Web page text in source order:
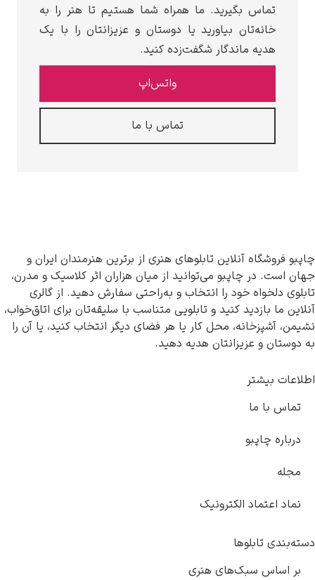
بگیرید. ما همراه شما هستیم تا هنر را به
بیاورید یا دوستان و عزیزانتان را با یک
ماندگار شگفت‌زده کنید.
تماس با ما
آنلاین تابلوهای هنری از برترین هنرمندان ایران و
چاپبو می‌توانید از میان هزاران اثر کلاسیک و مدرن،
خود را انتخاب و به‌راحتی سفارش دهید. از گالری
کنید و تابلویی متناسب با سلیقه‌تان برای اتاق‌خواب،
محل کار یا هر فضای دیگر انتخاب کنید، یا آن را
و عزیزانتان هدیه دهید.
ما
الکترونیک
سبک‌های هنری